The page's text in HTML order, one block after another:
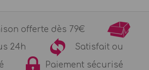
offerte dès 79€
24h
Satisfait ou
Paiement sécurisé